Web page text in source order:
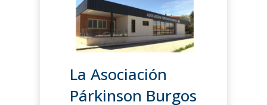
La Asociación
Párkinson Burgos